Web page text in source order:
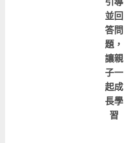
並回
答問
題，
讓親
子一
起成
長學
習